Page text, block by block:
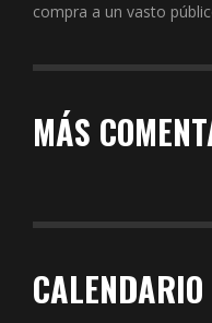
compra a un vasto
MÁS